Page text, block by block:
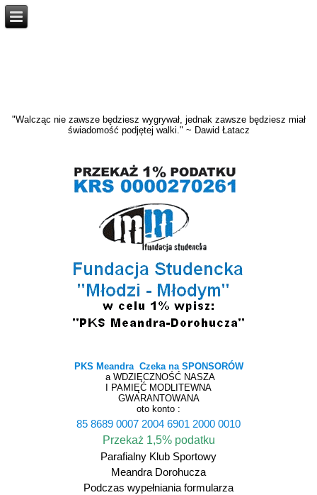
"Walcząc nie zawsze będziesz wygrywał, jednak zawsze będziesz miał
świadomość podjętej walki." ~ Dawid Łatacz
PKS Meandra Czeka na SPONSORÓW
a WDZIĘCZNOŚĆ NASZA
I PAMIĘĆ MODLITEWNA
GWARANTOWANA
oto konto :
85 8689 0007 2004 6901 2000 0010
Przekaż 1,5% podatku
Parafialny Klub Sportowy
Meandra Dorohucza
Podczas wypełniania formularza